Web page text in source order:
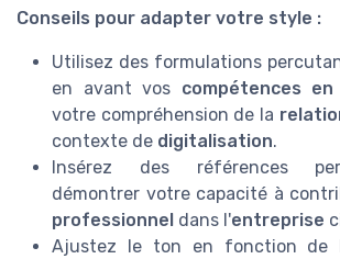
Conseils pour adapter votre style :
Utilisez des formulations
en avant vos compétences
votre compréhension de la
contexte de digitalisation.
Insérez des références
démontrer votre capacité à
professionnel dans l'entreprise
Ajustez le ton en fonction de